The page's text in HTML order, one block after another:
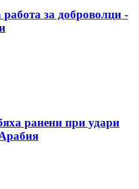
за доброволци -
ранени при удари